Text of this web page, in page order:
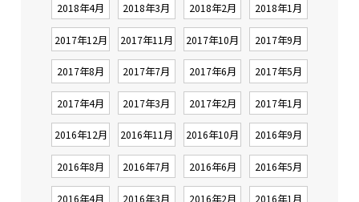
2018年4月 2018年3月 2018年2月 2018年1月
2017年12月 2017年11月 2017年10月 2017年9月
2017年8月 2017年7月 2017年6月 2017年5月
2017年4月 2017年3月 2017年2月 2017年1月
2016年12月 2016年11月 2016年10月 2016年9月
2016年8月 2016年7月 2016年6月 2016年5月
2016年4月 2016年3月 2016年2月 2016年1月